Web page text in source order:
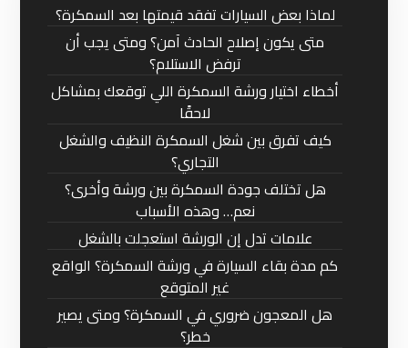
لماذا بعض السيارات تفقد قيمتها بعد السمكرة؟
متى يكون إصلاح الحادث آمن؟ ومتى يجب أن
ترفض الاستلام؟
أخطاء اختيار ورشة السمكرة اللي توقعك بمشاكل
لاحقًا
كيف تفرق بين شغل السمكرة النظيف والشغل
التجاري؟
هل تختلف جودة السمكرة بين ورشة وأخرى؟
نعم… وهذه الأسباب
علامات تدل إن الورشة استعجلت بالشغل
كم مدة بقاء السيارة في ورشة السمكرة؟ الواقع
غير المتوقع
هل المعجون ضروري في السمكرة؟ ومتى يصير
خطر؟